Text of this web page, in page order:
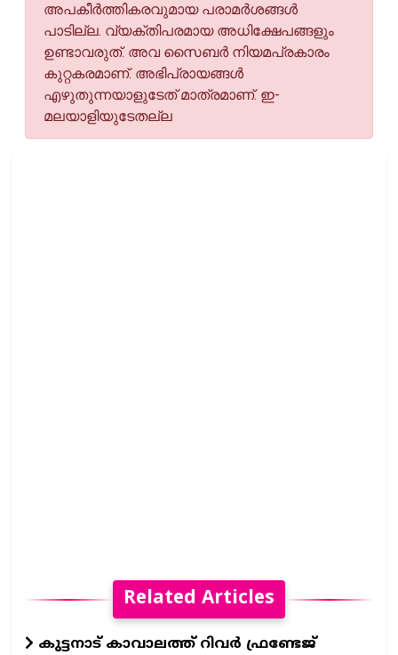
അപകീര്‍ത്തികരവുമായ പരാമര്‍ശങ്ങള്‍
പാടില്ല. വ്യക്തിപരമായ അധിക്ഷേപങ്ങളും
ഉണ്ടാവരുത്. അവ സൈബര്‍ നിയമപ്രകാരം
കുറ്റകരമാണ്. അഭിപ്രായങ്ങള്‍
എഴുതുന്നയാളുടേത് മാത്രമാണ്. ഇ-
മലയാളിയുടേതല്ല
Related Articles
കുട്ടനാട് കാവാലത്ത് റിവർ ഫ്രണ്ടേജ്